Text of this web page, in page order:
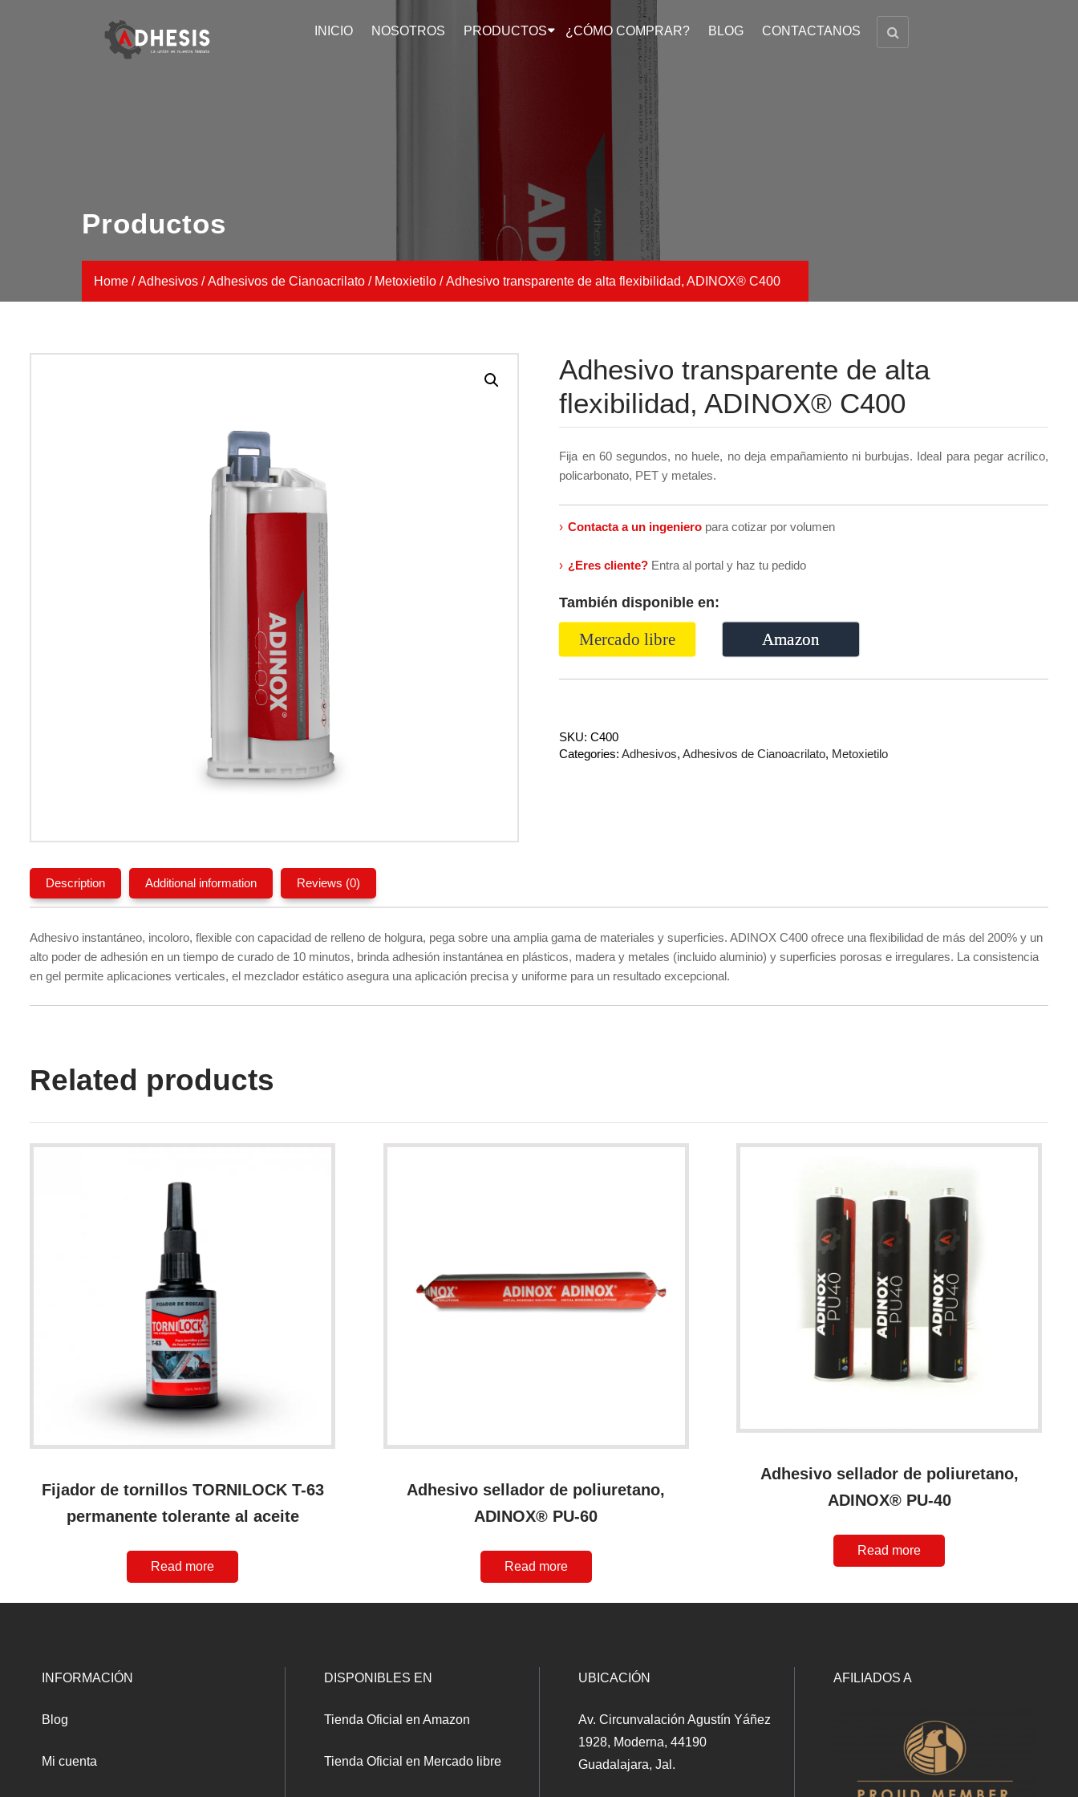
INICIO NOSOTROS PRODUCTOS ¿CÓMO COMPRAR? BLOG CONTACTANOS
Productos
Home /Adhesivos /Adhesivos de Cianoacrilato / Metoxietilo / Adhesivo transparente de alta flexibilidad, ADINOX® C400
Adhesivo transparente de alta
flexibilidad, ADINOX® C400
Fija en 60 segundos, no huele, no deja empañamiento ni burbujas. Ideal para pegar acrílico,
policarbonato, PET y metales.
› Contacta a un ingeniero para cotizar por volumen
› ¿Eres cliente? Entra al portal y haz tu pedido
También disponible en:
Mercado libre Amazon
SKU:C400
Categories:Adhesivos,Adhesivos de Cianoacrilato, Metoxietilo
Description Additional information Reviews (0)
Adhesivo instantáneo, incoloro, flexible con capacidad de relleno de holgura, pega sobre una amplia gama de materiales y superficies. ADINOX C400 ofrece una flexibilidad de más del 200% y un
alto poder de adhesión en un tiempo de curado de 10 minutos, brinda adhesión instantánea en plásticos, madera y metales (incluido aluminio) y superficies porosas e irregulares. La consistencia
en gel permite aplicaciones verticales, el mezclador estático asegura una aplicación precisa y uniforme para un resultado excepcional.
Related products
Fijador de tornillos TORNILOCK T-63
permanente tolerante al aceite
Read more
Adhesivo sellador de poliuretano,
ADINOX® PU-60
Read more
Adhesivo sellador de poliuretano,
ADINOX® PU-40
Read more
INFORMACIÓN
Blog
Mi cuenta
DISPONIBLES EN
Tienda Oficial en Amazon
Tienda Oficial en Mercado libre
UBICACIÓN
Av. Circunvalación Agustín Yáñez
1928, Moderna, 44190
Guadalajara, Jal.
AFILIADOS A